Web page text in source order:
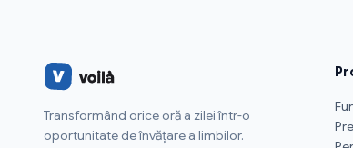
Transformând orice oră a zilei într-o
oportunitate de învățare a limbilor.